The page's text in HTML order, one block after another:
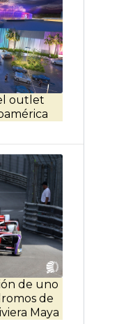
outlet
de uno
de
Maya